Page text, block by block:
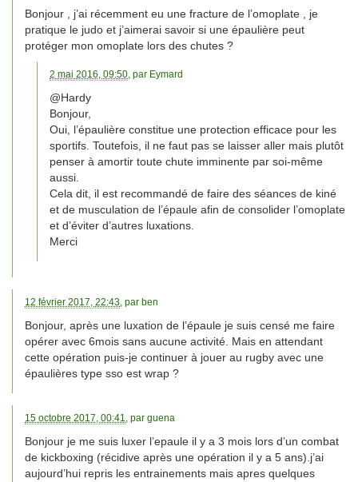
Bonjour , j’ai récemment eu une fracture de l’omoplate , je
pratique le judo et j’aimerai savoir si une épaulière peut
protéger mon omoplate lors des chutes ?
2 mai 2016, 09:50, par Eymard
@Hardy
Bonjour,
Oui, l’épaulière constitue une protection efficace pour les
sportifs. Toutefois, il ne faut pas se laisser aller mais plutôt
penser à amortir toute chute imminente par soi-même
aussi.
Cela dit, il est recommandé de faire des séances de kiné
et de musculation de l’épaule afin de consolider l’omoplate
et d’éviter d’autres luxations.
Merci
12 février 2017, 22:43, par ben
Bonjour, après une luxation de l’épaule je suis censé me faire
opérer avec 6mois sans aucune activité. Mais en attendant
cette opération puis-je continuer à jouer au rugby avec une
épaulières type sso est wrap ?
15 octobre 2017, 00:41, par guena
Bonjour je me suis luxer l’epaule il y a 3 mois lors d’un combat
de kickboxing (récidive après une opération il y a 5 ans).j’ai
aujourd’hui repris les entrainements mais apres quelques